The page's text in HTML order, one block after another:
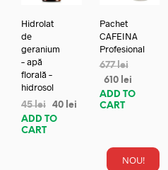
Hidrolat
de
geranium
– apă
florală –
hidrosol
45lei 40 lei
ADD TO
CART
Pachet
CAFEINA
Profesional
677lei
610 lei
ADD TO
CART
NOU!
REDUC